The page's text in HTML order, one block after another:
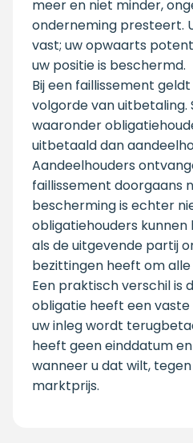
meer en niet minder,
onderneming presteert.
vast; uw opwaarts
uw positie is beschermd.
Bij een faillissement
volgorde van uitbetaling.
waaronder
uitbetaald dan
Aandeelhouders
faillissement doorgaans
bescherming is echter
obligatiehouders kunnen
als de uitgevende partij
bezittingen heeft om
Een praktisch verschil is
obligatie heeft een
uw inleg wordt
heeft geen einddatum
wanneer u dat wilt,
marktprijs.